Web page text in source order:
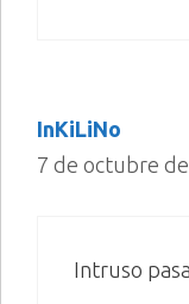
InKiLiNo
7 de octubre de
Intruso